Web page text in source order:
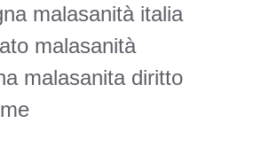
malasanità italia
malasanità
malasanita diritto